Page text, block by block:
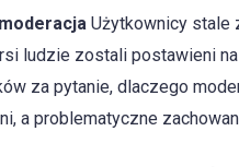
Użytkownicy stale
ludzie zostali postawieni
za pytanie, dlaczego
a problematyczne